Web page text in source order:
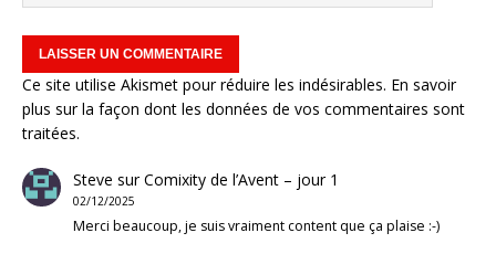
Ce site utilise Akismet pour réduire les indésirables. En savoir
plus sur la façon dont les données de vos commentaires sont
traitées.
Steve surComixity de l’Avent – jour 1
02/12/2025
Merci beaucoup, je suis vraiment content que ça plaise :-)